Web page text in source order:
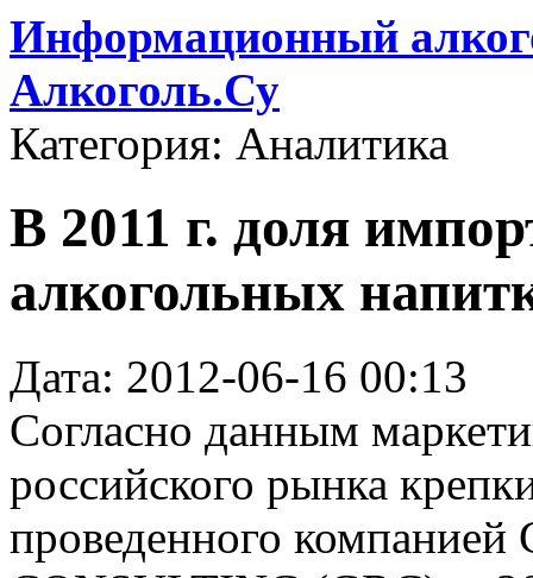
Информационный
Алкоголь.Су
Категория: Аналитика
В 2011 г. доля
алкогольных
Дата: 2012-06-16 00:13
Согласно данным
российского рынка
проведенного